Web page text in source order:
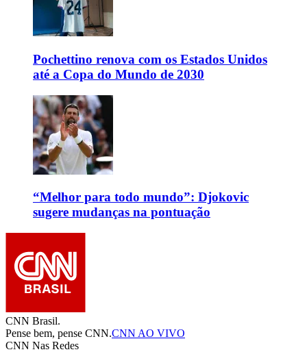
Pochettino renova com os Estados Unidos
até a Copa do Mundo de 2030
“Melhor para todo mundo”: Djokovic
sugere mudanças na pontuação
CNN Brasil.
Pense bem, pense CNN.CNN AO VIVO
CNN Nas Redes